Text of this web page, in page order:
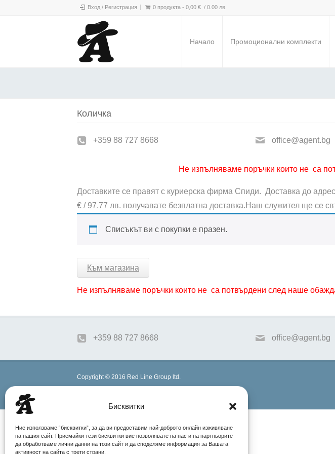
Бисквитки
Ние използваме “бисквитки”, за да ви предоставим най-доброто онлайн изживяване
на нашия сайт. Приемайки тези бисквитки вие позволявате на нас и на партньорите
да обработваме лични данни на този сайт и да споделяме информация за Вашата
активност на сайта с трети страни.
Вход / Регистрация 0 продукта - 0,00 € / 0.00 лв.
Начало Промоционални комплекти
Количка
+359 88 727 8668 office@agent.bg
Не изпълняваме поръчки които не са
Доставките се правят с куриерска фирма Спиди. Доставка до
€ / 97.77 лв. получавате безплатна доставка.Наш служител ще се
Списъкът ви с покупки е празен.
Към магазина
Не изпълняваме поръчки които не са потвърдени след наше
+359 88 727 8668 office@agent.bg
Copyright © 2016 Red Line Group ltd.